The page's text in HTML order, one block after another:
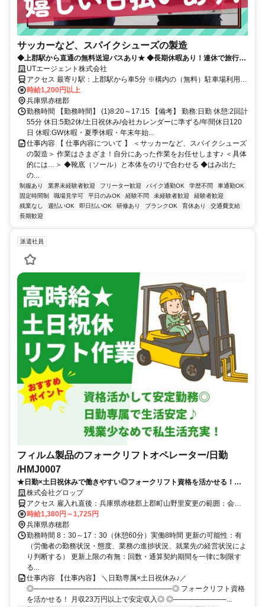
サッカーなど、スパイクシューズの製造
◆上郡駅から直通の無料送迎バスあり★ ◆長期休暇あり！連休で旅行な
ども楽しめます！ ◆土日祝休みで予定が立てやすい！ ◆明るい髪色・ネ
イルOK！オシャレも続けられます！
UTエージェント株式会社
アクセス 最寄り駅：上郡駅から車5分 ※構内の（無料）駐車場利用
OK
時給1,200円以上
兵庫県赤穂郡
勤務時間 【勤務時間】 (1)8:20～17:15 【備考】 勤務:日勤 休憩:2回計
55分 休日:5勤2休/土日祝休み/会社カレンダーに準ずる/年間休日120
日 休暇:GW休暇・夏季休暇・年末年始...
仕事内容 【 仕事内容について 】 ＜サッカーなど、スパイクシューズ
の製造＞ 作業はさまざま！自分にあった作業をお任せします♪ ＜具体
的には…＞ ◆靴底（ソール）と本体をのりで合わせる ◆はみ出た
の...
制服あり 業界未経験者歓迎 フリーター歓迎 バイク通勤OK 学歴不問
車通勤OK
固定時間制
職場見学可 平日のみOK 経験不問 未経験者歓迎
経験者歓迎
残業なし
週払いOK 即日払いOK 研修あり ブランクOK 育休あり
交通費支給
長期歓迎
派遣社員
フィルム製品のフォークリフトオペレーター/日勤
/HMJ0007
★日勤×土日祝休みで働きやすい◎フォークリフト資格を活かせる！入
出庫作業や積み込みなどのコツコツ作業♪月収23万円以上可＆残業少な
めで生活リズムも安定♪
株式会社グロップ
アクセス 雇入れ直後：兵庫県赤穂郡上郡町山野里変更の範囲：会社
の定める就業場所＼アクセス／上郡駅から車で5分＼通勤備考／・マ
イカー通勤可能・無料駐車場と駐輪場完備
時給1,380円～1,725円
兵庫県赤穂郡
勤務時間 8：30～17：30（休憩60分）実働8時間 更新の可能性：有
（労働者の勤務状況・態度、業務の進捗状況、就業先の経営状況によ
り判断する） 更新上限の有無：回数・通算契約期間を一律に制限す
る...
仕事内容 【仕事内容】 ＼日勤専属×土日祝休み♪／
◎──────────────────────────◎ フォークリフト資格
を活かせる！ 月収23万円以上で安定収入◎ ◎──────────...